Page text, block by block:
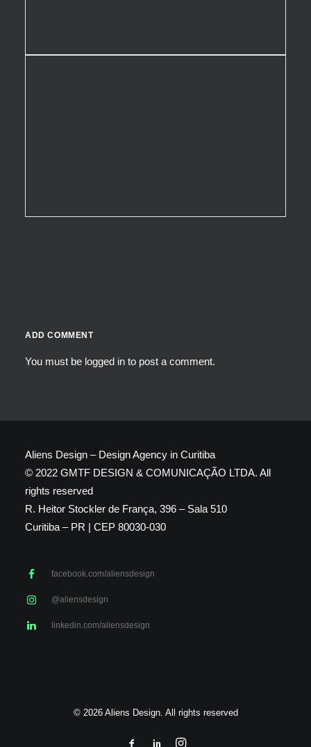
ADD COMMENT
You must be logged in to post a comment.
Aliens Design – Design Agency in Curitiba
© 2022 GMTF DESIGN & COMUNICAÇÃO LTDA. All
rights reserved
R. Heitor Stockler de França, 396 – Sala 510
Curitiba – PR | CEP 80030-030
facebook.com/aliensdesign
@aliensdesign
linkedin.com/aliensdesign
© 2026 Aliens Design. All rights reserved